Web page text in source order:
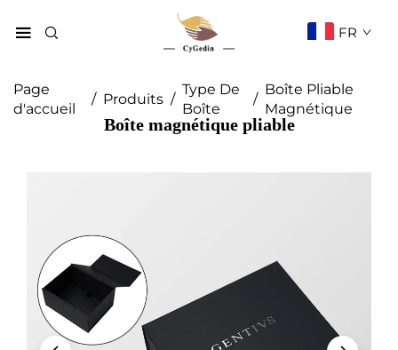
FR
Page
d'accueil
/ Produits /
Type De
Boîte
/
Boîte Pliable
Magnétique
Boîte magnétique pliable